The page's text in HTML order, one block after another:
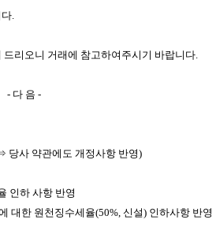
.
리오니 거래에 참고하여 주시기 바랍니다.
- 다 음 -
당사 약관에도 개정사항 반영)
인하 사항 반영
대한 원천징수세율(50%, 신설) 인하사항 반영